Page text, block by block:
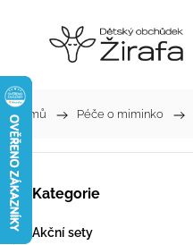
Domů / Péče o miminko /
Kategorie
Akční sety